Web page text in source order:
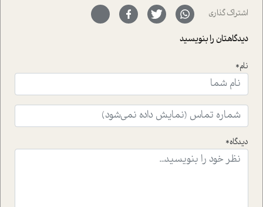
سر نهاده است و نیز کرامت عزیز زاده؛ سفیر صلح و دوستی که
با رکاب زدن در بیش از هفتاد کشور و کاشتن درخت، به نماد
حمایت از محیط زیست و منابع طبیعی تبدیل گشته
است.فصل روایت اجنبی ها در این شماره به دو موضوع
ای که به زندگی شگفت انگیز جین گودال و تاثیرات کاوش های
ایشان در حوزه ی شامپانزه ها بر زندگی امروزی ما نگاهی
افکنده است.فصل اتاق 333 شما را پای صحبت یک تجربه ی
واقعی در ارتباط با اختلال شخصیت اسکزوئید و مشکلات و نیز
راهکارهای حل آن قرار می دهد که در اتاق درمان اتفاق افتاده
موثرترین راهکارهای استفاده از هوش مصنوعی در حوزه های
اشتراک گذاری
دیدگاهتان را بنویسید
نام*
دیدگاه*